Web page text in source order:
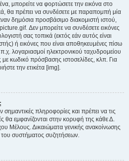
μπορείτε να φορτώσετε την εικόνα στο
θα πρέπει να συνδέσετε με παραπομπή μία
δημόσια προσβάσιμο διακομιστή ιστού,
Δεν μπορείτε να συνδέσετε εικόνες
σας τοπικά (εκτός εάν αυτός είναι
ή εικόνες που είναι αποθηκευμένες πίσω
λογαριασμοί ηλεκτρονικού ταχυδρομείου
κωδικό πρόσβασης ιστοσελίδες, κλπ. Για
την ετικέτα [img].
σημαντικές πληροφορίες και πρέπει να τις
θα εμφανίζονται στην κορυφή της κάθε Δ.
Μέλους. Δικαιώματα γενικής ανακοίνωσης
του συστήματος συζητήσεων.